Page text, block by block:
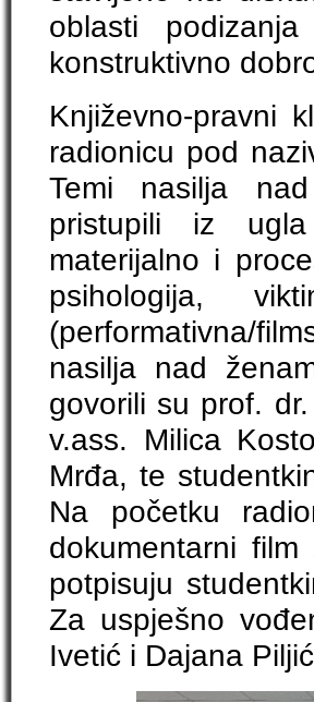
oblasti
konstruktivno
Književno-pravni
radionicu pod
Temi nasilja
pristupili iz
materijalno i
psihologija,
(performativna/
nasilja nad
govorili su prof.
v.ass. Milica
Mrđa, te
Na početku
dokumentarni
potpisuju
Za uspješno
Ivetić i Dajana